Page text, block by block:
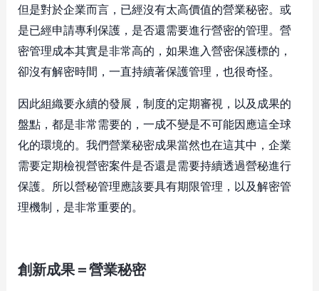
但是對於企業而言，已經沒有太高價值的營業秘密。或
是已經申請專利保護，是否還需要進行營密的管理。營
密管理成本其實是非常高的，如果進入營密保護標的，
卻沒有解密時間，一直持續著保護管理，也很奇怪。
因此組織要永續的發展，制度的定期審視，以及成果的
盤點，都是非常需要的，一成不變是不可能因應這全球
化的環境的。我們營業秘密成果當然也在這其中，企業
需要定期檢視營密案件是否還是需要持續透過營秘進行
保護。所以營秘管理應該要具有期限管理，以及解密管
理機制，是非常重要的。
創新成果＝營業秘密